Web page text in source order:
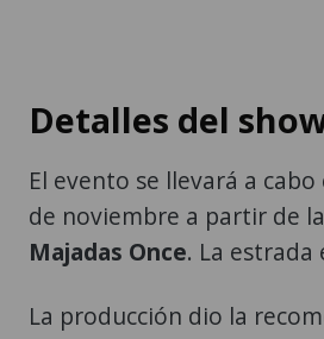
Detalles del
El evento se llevará a
de noviembre a partir de
Majadas Once. La estrada
La producción dio la